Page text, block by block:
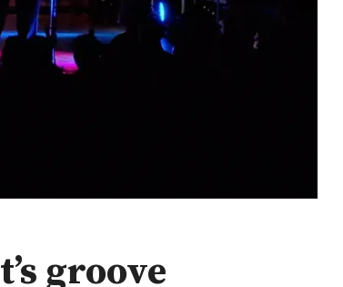
groove